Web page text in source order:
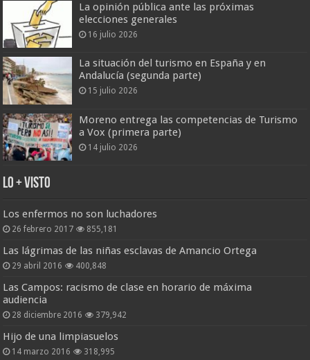
La opinión pública ante las próximas
elecciones generales
16 julio 2026
La situación del turismo en España y en
Andalucía (segunda parte)
15 julio 2026
Moreno entrega las competencias de Turismo
a Vox (primera parte)
14 julio 2026
Lo + Visto
Los enfermos no son luchadores
26 febrero 2017 855,181
Las lágrimas de las niñas esclavas de Amancio Ortega
29 abril 2016 400,848
Las Campos: racismo de clase en horario de máxima
audiencia
28 diciembre 2016 379,942
Hijo de una limpiasuelos
14 marzo 2016 318,995